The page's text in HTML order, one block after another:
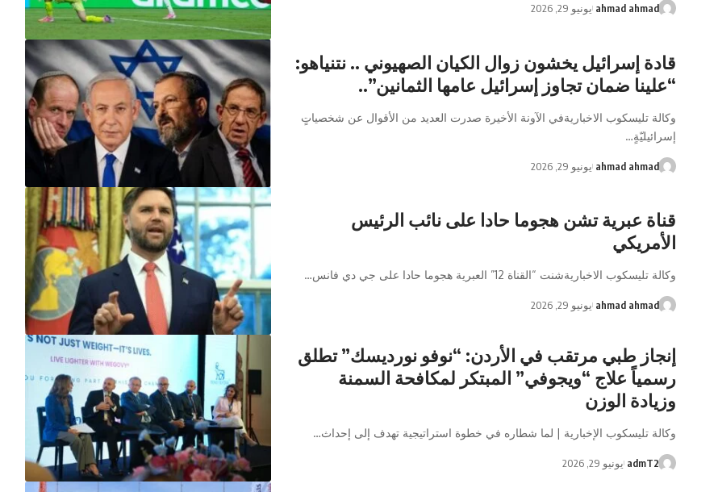
ahmad ahmad يونيو 29, 2026
قادة إسرائيل يخشون زوال الكيان الصهيوني .. نتنياهو:
“علينا ضمان تجاوز إسرائيل عامها الثمانين”..
وكالة تليسكوب الاخباريةفي الآونة الأخيرة صدرت العديد من الأقوال عن شخصياتٍ
إسرائيليّةٍ…
ahmad ahmad يونيو 29, 2026
قناة عبرية تشن هجوما حادا على نائب الرئيس
الأمريكي
وكالة تليسكوب الاخباريةشنت “القناة 12” العبرية هجوما حادا على جي دي فانس…
ahmad ahmad يونيو 29, 2026
إنجاز طبي مرتقب في الأردن: “نوفو نورديسك” تطلق
رسمياً علاج “ويجوفي” المبتكر لمكافحة السمنة
وزيادة الوزن
وكالة تليسكوب الإخبارية | لما شطاره ​في خطوة استراتيجية تهدف إلى إحداث…
admT2 يونيو 29, 2026